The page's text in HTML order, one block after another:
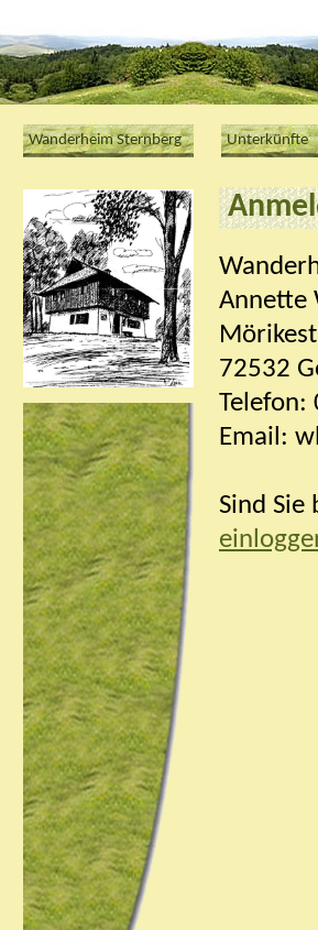
Wanderheim Sternberg Unterkünfte
Annette
72532
Telefon:
Email:
Sind